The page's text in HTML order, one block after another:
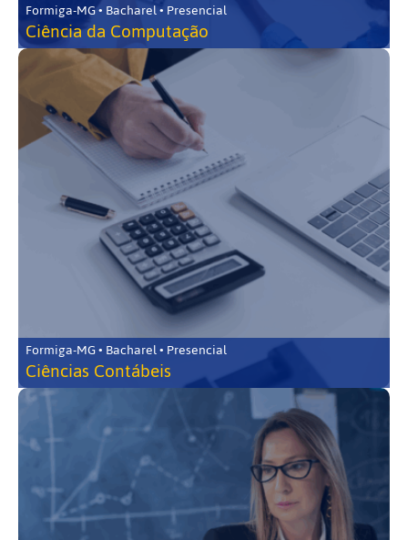
Formiga-MG • Bacharel • Presencial
Ciência da Computação
Formiga-MG • Bacharel • Presencial
Ciências Contábeis